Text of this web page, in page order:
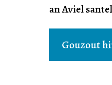
an Aviel
Gouzout